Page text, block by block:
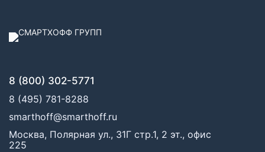
8 (800) 302-5771
8 (495) 781-8288
smarthoff@smarthoff.ru
Москва, Полярная ул., 31Г стр.1, 2 эт., офис
225